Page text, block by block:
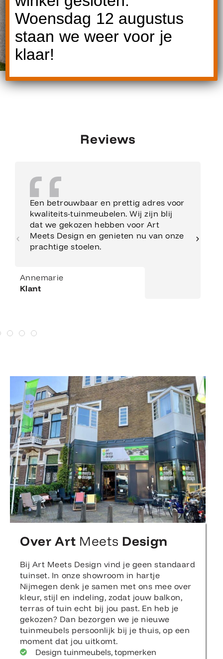
Reviews
Een betrouwbaar en prettig adres voor
kwaliteits-tuinmeubelen. Wij zijn blij
dat we gekozen hebben voor Art
Meets Design en genieten nu van onze
prachtige stoelen.
Annemarie
Klant
Over Art Meets Design
Bij Art Meets Design vind je geen standaard
tuinset. In onze showroom in hartje
Nijmegen denk je samen met ons mee over
kleur, stijl en indeling, zodat jouw balkon,
terras of tuin echt bij jou past. En heb je
gekozen? Dan bezorgen we je nieuwe
tuinmeubels persoonlijk bij je thuis, op een
moment dat jou uitkomt.
Design tuinmeubels, topmerken
Woensdag 12 augustus
staan we weer voor je
klaar!